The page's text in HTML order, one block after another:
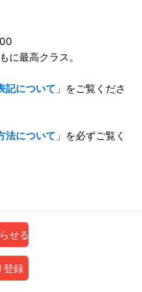
に最高クラス。
記について 」をご覧くださ
法について 」を必ずご覧く
せる
登録